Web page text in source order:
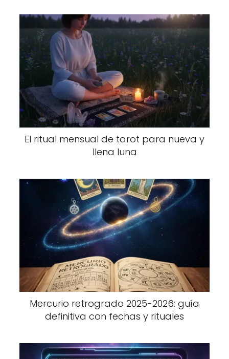
El ritual mensual de tarot para nueva y
llena luna
Mercurio retrogrado 2025-2026: guía
definitiva con fechas y rituales